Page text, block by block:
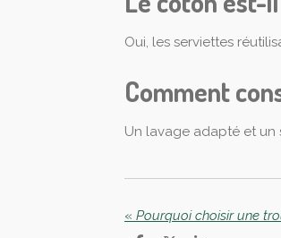
Oui, les serviettes
Comment
Un lavage adapté et un
«